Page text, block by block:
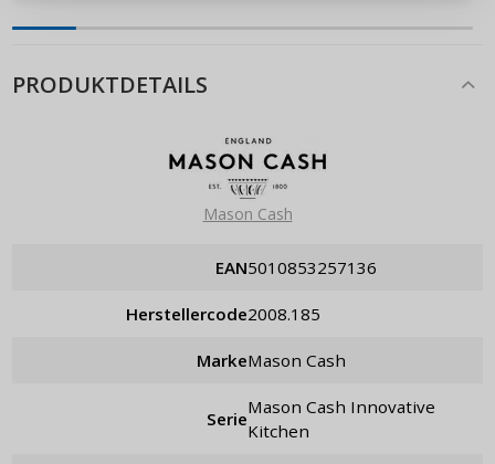
PRODUKTDETAILS
Mason Cash
EAN 5010853257136
Herstellercode 2008.185
Marke Mason Cash
Serie
Mason Cash Innovative
Kitchen